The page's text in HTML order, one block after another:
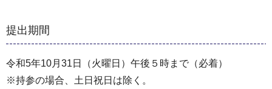
提出期間
令和5年10月31日（火曜日）午後５時まで（必着）
※持参の場合、土日祝日は除く。